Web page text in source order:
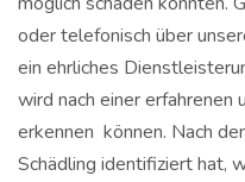
oder telefonisch über
ein ehrliches
wird nach einer erfahrenen
erkennen können. Nach
Schädling identifiziert hat,